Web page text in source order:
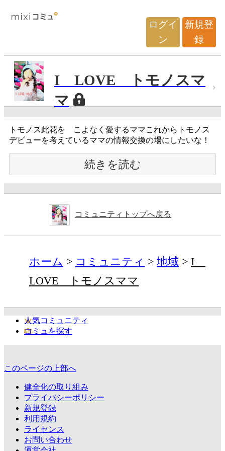
ログイ
ン
新規登
録
I LOVE トモノスマ
マ
トモノス此花を こよなく愛するママこれからトモノス
デビューを考えているママの情報交換の場にしたいな！
続きを読む
コミュニティトップへ戻る
ホーム コミュニティ 地域
I
LOVE トモノスママ
人気コミュニティ
コミュを探す
このページの上部へ
健全化の取り組み
プライバシーポリシー
新規登録
利用規約
ライセンス
お問い合わせ